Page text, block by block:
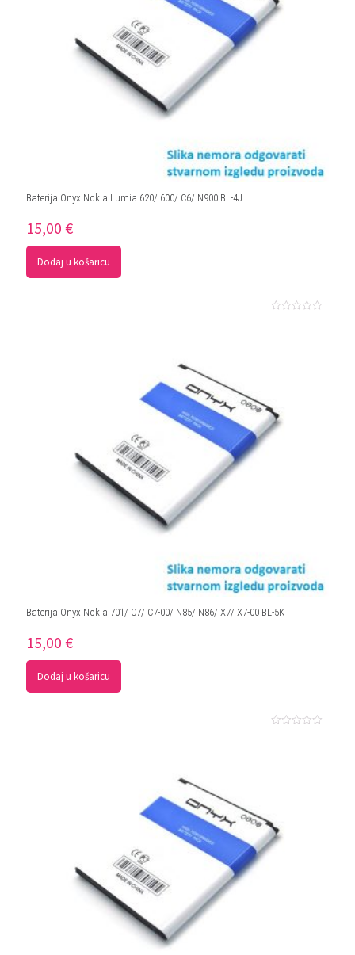
Baterija Onyx Nokia Lumia 620/ 600/ C6/ N900 BL-4J
15,00 €
Dodaj u košaricu
Baterija Onyx Nokia 701/ C7/ C7-00/ N85/ N86/ X7/ X7-00 BL-5K
15,00 €
Dodaj u košaricu